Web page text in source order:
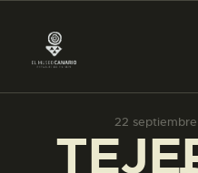
22
PREPARAR